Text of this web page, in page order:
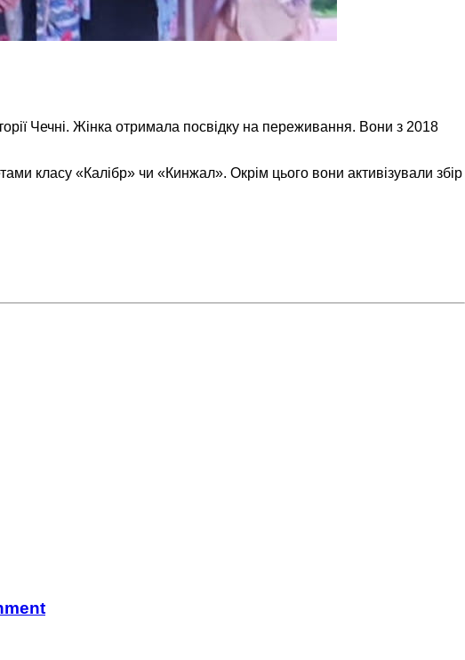
Чечні. Жінка отримала посвідку на переживання. Вони з 2018
класу «Калібр» чи «Кинжал». Окрім цього вони активізували збір